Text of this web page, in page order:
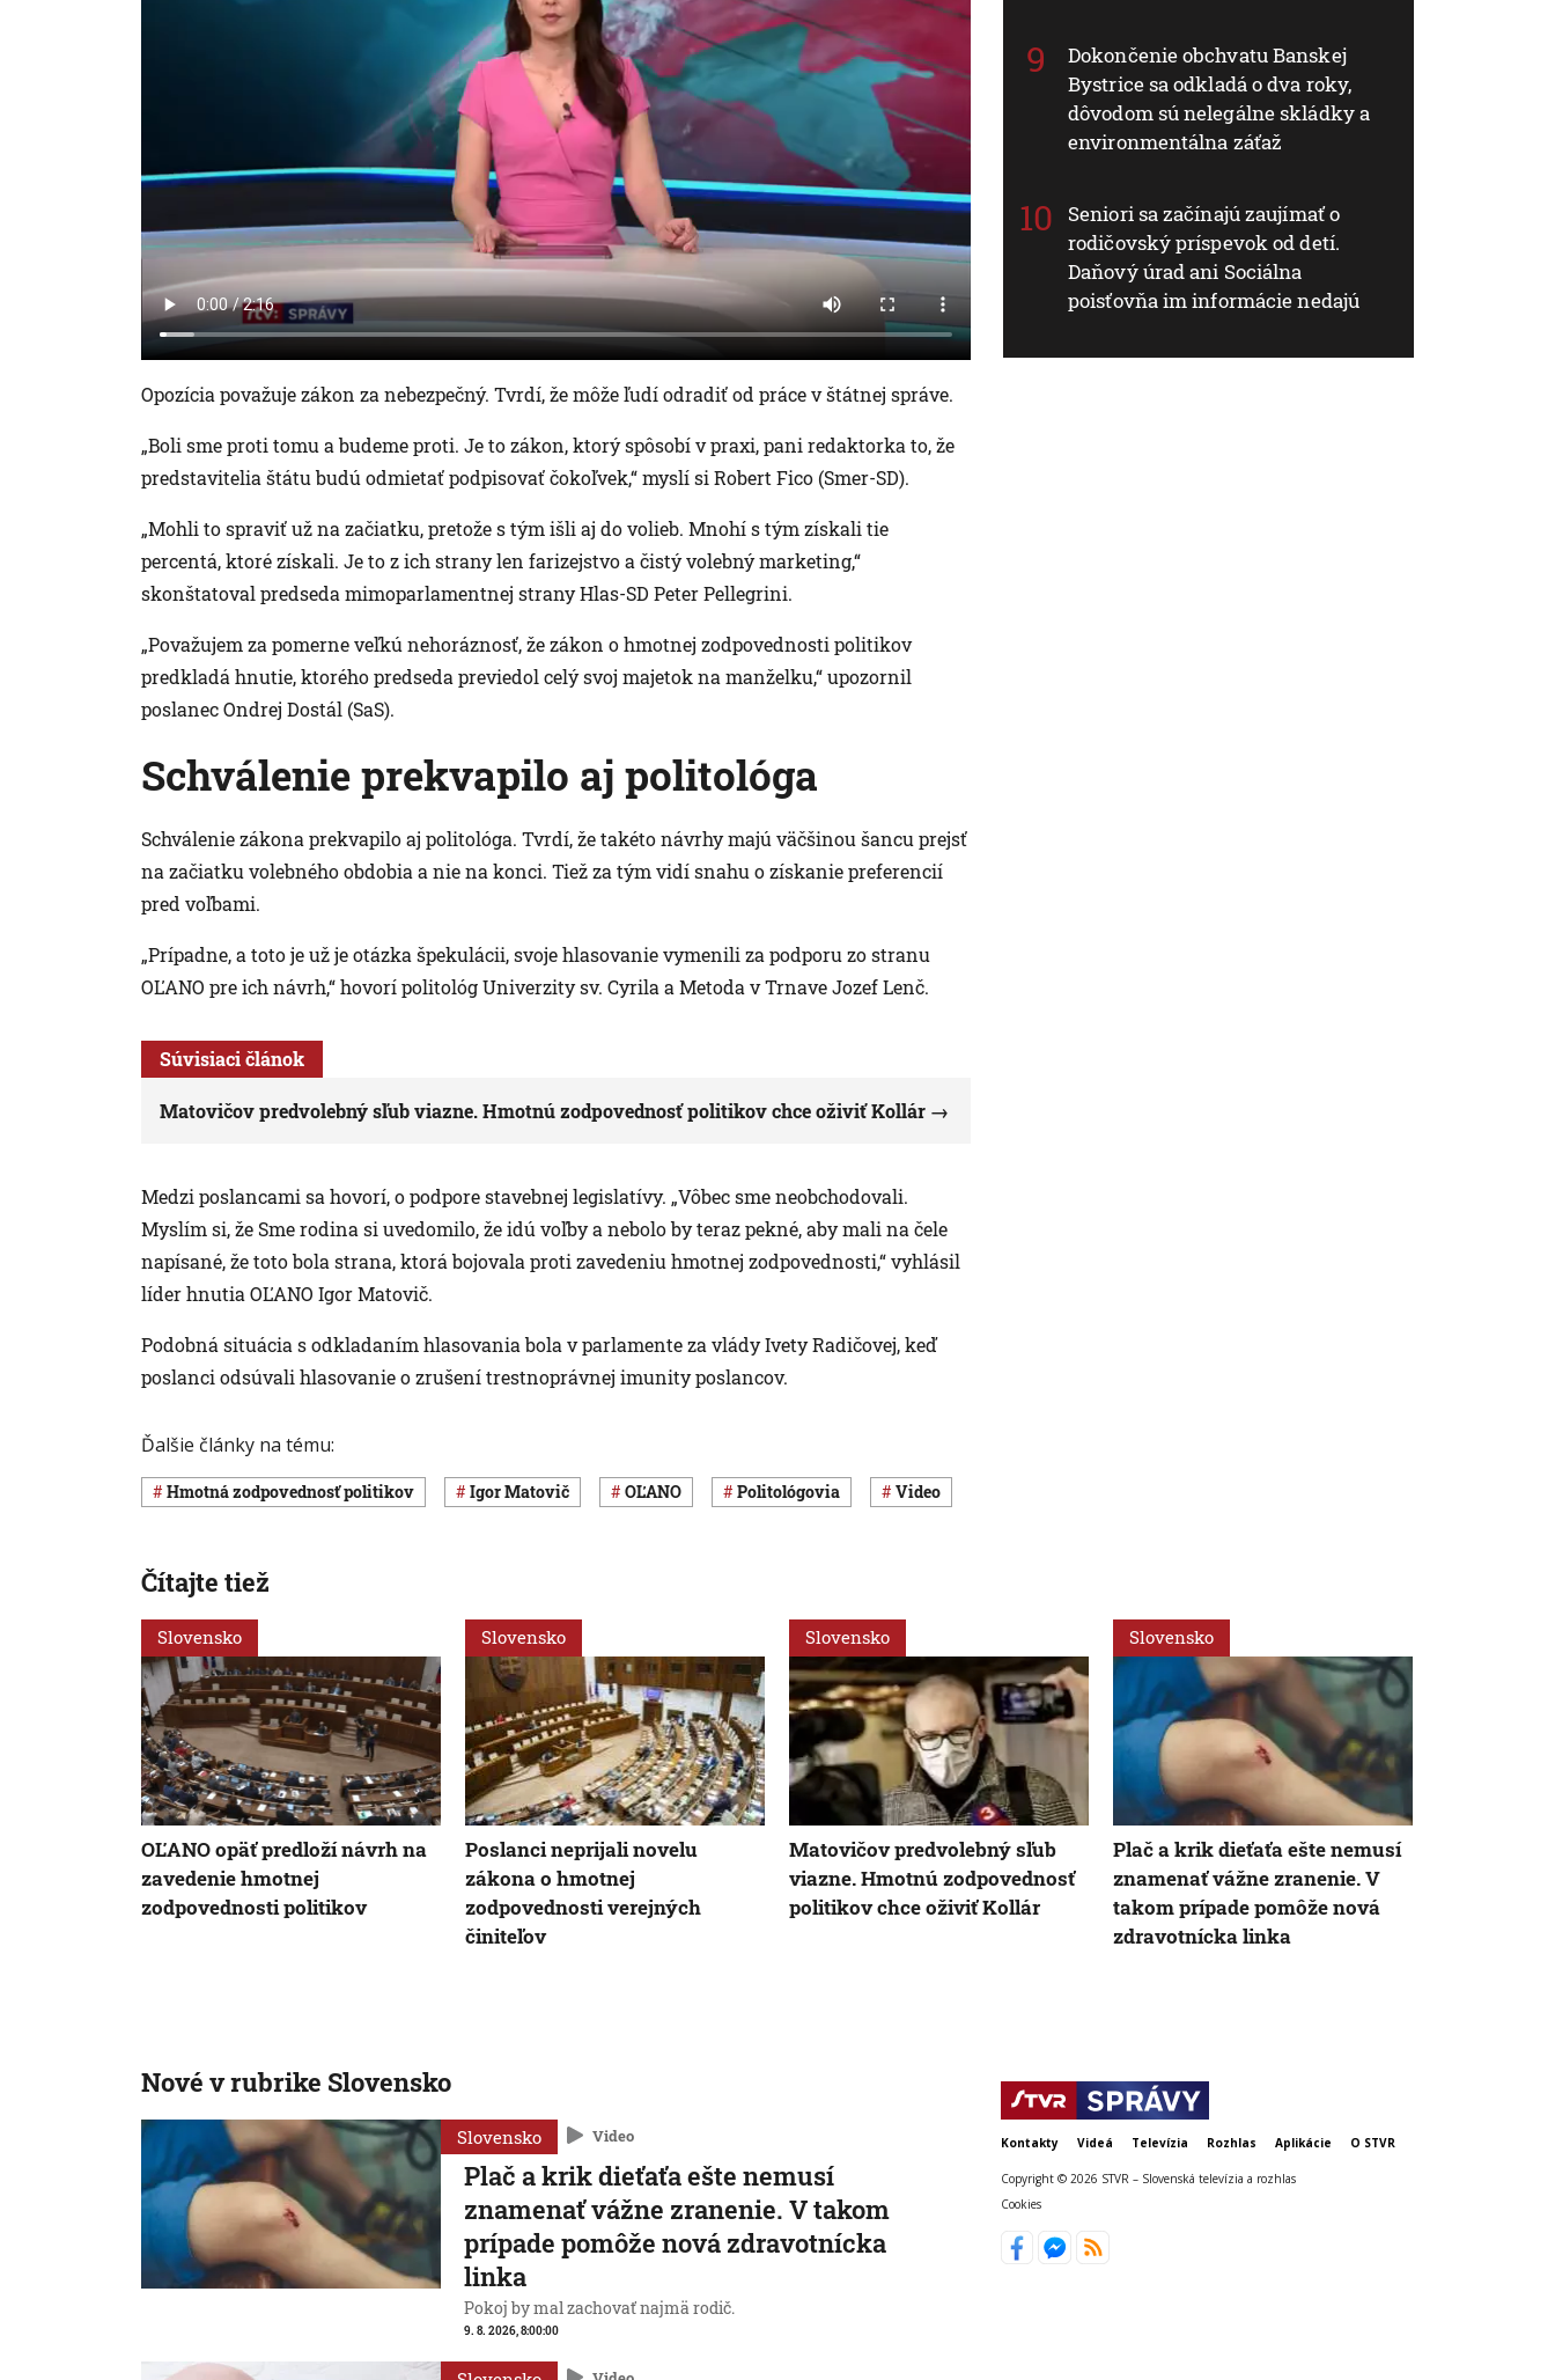
Opozícia považuje zákon za nebezpečný. Tvrdí, že môže ľudí odradiť od práce v štátnej správe.
„Boli sme proti tomu a budeme proti. Je to zákon, ktorý spôsobí v praxi, pani redaktorka to, že
predstavitelia štátu budú odmietať podpisovať čokoľvek,“ myslí si Robert Fico (Smer-SD).
„Mohli to spraviť už na začiatku, pretože s tým išli aj do volieb. Mnohí s tým získali tie
percentá, ktoré získali. Je to z ich strany len farizejstvo a čistý volebný marketing,“
skonštatoval predseda mimoparlamentnej strany Hlas-SD Peter Pellegrini.
„Považujem za pomerne veľkú nehoráznosť, že zákon o hmotnej zodpovednosti politikov
predkladá hnutie, ktorého predseda previedol celý svoj majetok na manželku,“ upozornil
poslanec Ondrej Dostál (SaS).
Schválenie prekvapilo aj politológa
Schválenie zákona prekvapilo aj politológa. Tvrdí, že takéto návrhy majú väčšinou šancu prejsť
na začiatku volebného obdobia a nie na konci. Tiež za tým vidí snahu o získanie preferencií
pred voľbami.
„Prípadne, a toto je už je otázka špekulácii, svoje hlasovanie vymenili za podporu zo stranu
OĽANO pre ich návrh,“ hovorí politológ Univerzity sv. Cyrila a Metoda v Trnave Jozef Lenč.
Súvisiaci článok
Matovičov predvolebný sľub viazne. Hmotnú zodpovednosť politikov chce oživiť Kollár
Medzi poslancami sa hovorí, o podpore stavebnej legislatívy. „Vôbec sme neobchodovali.
Myslím si, že Sme rodina si uvedomilo, že idú voľby a nebolo by teraz pekné, aby mali na čele
napísané, že toto bola strana, ktorá bojovala proti zavedeniu hmotnej zodpovednosti,“ vyhlásil
líder hnutia OĽANO Igor Matovič.
Podobná situácia s odkladaním hlasovania bola v parlamente za vlády Ivety Radičovej, keď
poslanci odsúvali hlasovanie o zrušení trestnoprávnej imunity poslancov.
Ďalšie články na tému:
hmotná zodpovednosť politikov Igor Matovič OĽANO politológovia Video
Dokončenie obchvatu Banskej
Bystrice sa odkladá o dva roky,
dôvodom sú nelegálne skládky a
environmentálna záťaž
Seniori sa začínajú zaujímať o
rodičovský príspevok od detí.
Daňový úrad ani Sociálna
poisťovňa im informácie nedajú
Čítajte tiež
Slovensko
OĽANO opäť predloží návrh na
zavedenie hmotnej
zodpovednosti politikov
Slovensko
Poslanci neprijali novelu
zákona o hmotnej
zodpovednosti verejných
činiteľov
Slovensko
Matovičov predvolebný sľub
viazne. Hmotnú zodpovednosť
politikov chce oživiť Kollár
Slovensko
Plač a krik dieťaťa ešte nemusí
znamenať vážne zranenie. V
takom prípade pomôže nová
zdravotnícka linka
Nové v rubrike Slovensko
Slovensko Video
Plač a krik dieťaťa ešte nemusí
znamenať vážne zranenie. V takom
prípade pomôže nová zdravotnícka
linka
Pokoj by mal zachovať najmä rodič.
9. 8. 2026, 8:00:00
Kontakty Videá Televízia Rozhlas Aplikácie O STVR
Copyright © 2026 STVR – Slovenská televízia a rozhlas
Cookies